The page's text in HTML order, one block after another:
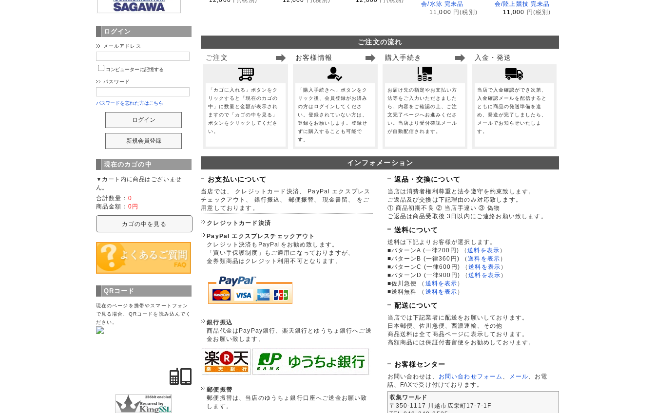
会/水泳 完未品
11,000 円(税別)
会/陸上競技 完未品
11,000 円(税別)
ご注文の流れ
ご注文
「カゴに入れる」ボタンをク
リックすると「現在のカゴの
中」に数量と金額が表示され
ますので「カゴの中を見る」
ボタンをクリックしてくださ
い。
お客様情報
「購入手続きへ」ボタンをク
リック後、会員登録がお済み
の方はログインしてくださ
い。登録されていない方は、
登録をお願いします。登録せ
ずに購入することも可能で
す。
購入手続き
お届け先の指定やお支払い方
法等をご入力いただきました
ら、内容をご確認の上、ご注
文完了ページへお進みくださ
い。当店より受付確認メール
が自動配信されます。
入金・発送
当店で入金確認ができ次第、
入金確認メールを配信すると
ともに商品の発送準備を進
め、発送が完了しましたら、
メールでお知らせいたしま
す。
インフォメーション
お支払いについて
当店では、 クレジットカード決済、 PayPal エクスプレス
チェックアウト、 銀行振込、 郵便振替、 現金書留、 をご
用意しております。
クレジットカード決済
PayPal エクスプレスチェックアウト
クレジット決済もPayPalをお勧め致します。
「買い手保護制度」もご適用になっておりますが、
金券類商品はクレジット利用不可となります。
銀行振込
商品代金はPayPay銀行、楽天銀行とゆうちょ銀行へご送
金お願い致します。
郵便振替
郵便振替は、当店のゆうちょ銀行口座へご送金お願い致
します。
返品・交換について
当店は消費者権利尊重と法令遵守を約束致します。
ご返品及び交換は下記理由のみ対応致します。
① 商品初期不良 ② 当店手違い ③ 偽物
ご返品は商品受取後 3日以内にご連絡お願い致します。
送料について
送料は下記よりお客様が選択します。
■パターンA (一律200円)
（送料を表示 ）
■パターンB (一律360円)
（送料を表示 ）
■パターンC (一律600円)
（送料を表示 ）
■パターンD (一律900円)
（送料を表示 ）
■佐川急便
（ 送料を表示 ）
■送料無料
（ 送料を表示 ）
配送について
当店では下記業者に配送をお願いしております。
日本郵便、佐川急便、西濃運輸、その他
商品送料は全て商品ページに表示しております。
高額商品には保証付書留便をお勧めしております。
お客様センター
お問い合わせは、 お問い合わせフォーム メール 、お電
話、FAXで受け付けております。
収集ワールド
〒350-1117 川越市広栄町17-7-1F
ログイン
メールアドレス
コンピューターに記憶する
パスワード
パスワードを忘れた方はこちら
現在のカゴの中
▼カート内に商品はございませ
ん。
合計数量： 0
商品金額： 0円
カゴの中を見る
QRコード
現在のページを携帯やスマートフォン
で見る場合、QRコードを読み込んでく
ださい。